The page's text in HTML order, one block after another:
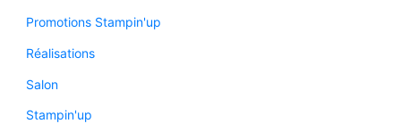
Promotions Stampin'up
Réalisations
Salon
Stampin'up